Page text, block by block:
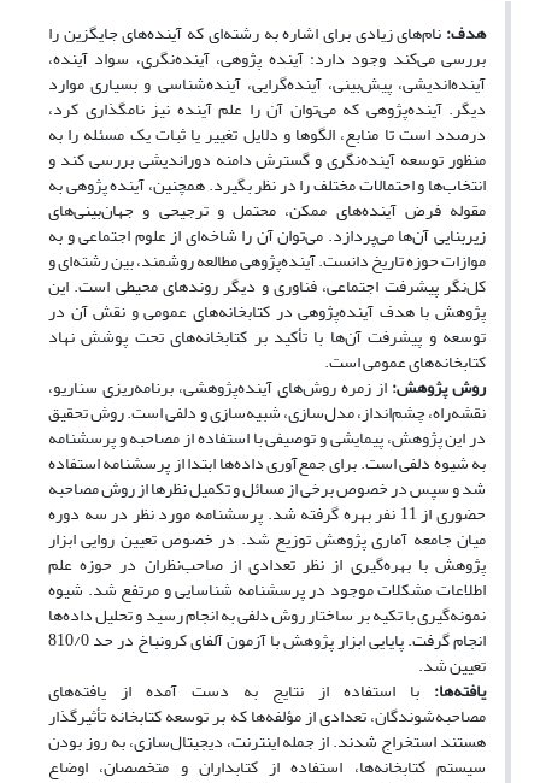
هدف:نام‌های زیادی برای اشاره به رشته‌ای که آینده‌های جایگزین را
بررسی می‌کند وجود دارد: آینده پژوهی، آینده‌نگری، سواد آینده،
آینده‌اندیشی، پیش‌بینی، آینده‌گرایی، آینده‌شناسی و بسیاری موارد
دیگر. آینده‌پژوهی که می‌توان آن را علم آینده نیز نامگذاری کرد،
درصدد است تا منابع، الگوها و دلایل تغییر یا ثبات یک مسئله را به
منظور توسعه آینده‌‌نگری‌ و گسترش دامنه دوراندیشی بررسی کند و
انتخاب‌‌ها‏ و احتمالات مختلف را در نظر بگیرد. همچنین، آینده پژوهی به
مقوله فرض آینده‌های ممکن، محتمل و ترجیحی و جهان‌بینی‌های
زیربنایی آن‌ها می‌پردازد. می‌توان آن را شاخه‌ای از علوم اجتماعی و به
موازات حوزه تاریخ دانست. آینده‌پژوهی مطالعه روشمند، بین رشته‌‎ای و
کل‌نگر پیشرفت اجتماعی، فناوری و دیگر روندهای محیطی است. این
پژوهش با هدف آینده‌پژوهی در کتابخانه‌های عمومی و نقش آن در
توسعه و پیشرفت آن‌ها با تأکید بر کتابخانه‌های تحت پوشش نهاد
کتابخانه‌های عمومی‌ است‏.
روش پژوهش:از زمره روش‌های آینده‌پژوهشی، برنامه‌ریزی سناریو،
نقشه‌راه، چشم‌انداز، مدل‌سازی، شبیه‌سازی و دلفی است. روش تحقیق
در این پژوهش، پیمایشی و توصیفی با استفاده از مصاحبه و پرسشنامه
به شیوه دلفی است. برای جمع‌آوری داده‌ها ابتدا از پرسشنامه استفاده
شد و سپس در خصوص برخی از مسائل و تکمیل نظرها از روش مصاحبه
حضوری از 11 نفر بهره گرفته شد. پرسشنامه مورد نظر در سه دوره
میان جامعه آماری پژوهش توزیع شد. در خصوص تعیین روایی ابزار
پژوهش با بهره‌گیری از نظر تعدادی از صاحب‌نظران در حوزه علم
اطلاعات مشکلات موجود در پرسشنامه شناسایی و مرتفع شد. شیوه
نمونه‌گیری با تکیه بر ساختار روش دلفی به انجام رسید و تحلیل داده‌ها
انجام گرفت. پایایی ابزار پژوهش با آزمون آلفای کرونباخ در حد 810/0
تعیین شد.
یافته‌ها: با استفاده از نتایج به دست آمده از یافته‌های
مصاحبه‌شوندگان، تعدادی از مؤلفه‌ها‏ که بر توسعه کتابخانه تأثیر‌گذار
هستند استخراج شدند. از جمله اینترنت، دیجیتال‌سازی، به روز بودن
سیستم کتابخانه‌ها، استفاده از کتابداران و متخصصان، اوضاع